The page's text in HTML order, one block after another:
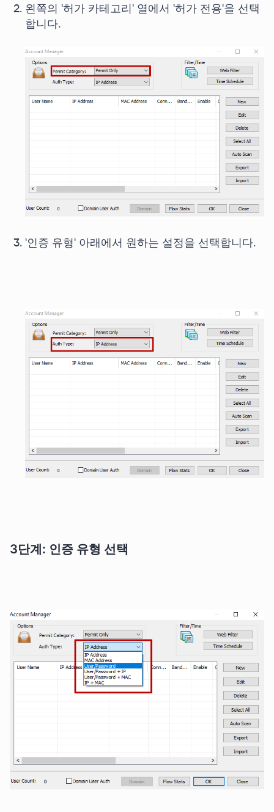
왼쪽의 '허가 카테고리' 열에서 '허가 전용'을 선택
합니다.
'인증 유형' 아래에서 원하는 설정을 선택합니다.
3단계: 인증 유형 선택